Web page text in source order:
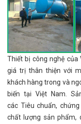
Thiết bị công nghệ của
giá trị thân thiện với
khách hàng trong và
biến tại Việt Nam.
các Tiêu chuẩn,
chất lượng sản phẩm,